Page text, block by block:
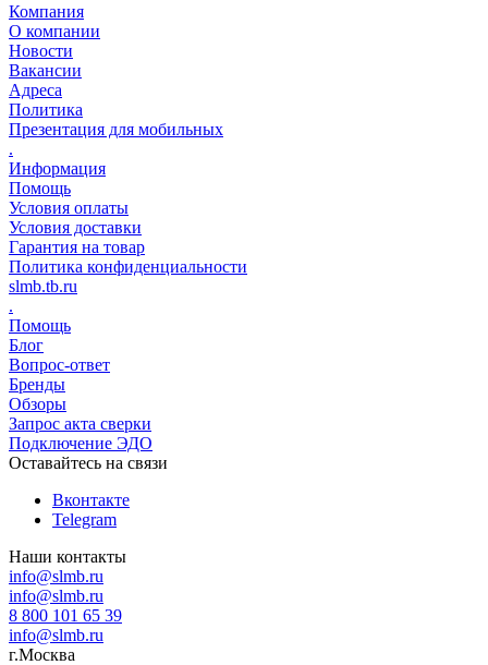
Компания
О компании
Новости
Вакансии
Адреса
Политика
Презентация для мобильных
.
Информация
Помощь
Условия оплаты
Условия доставки
Гарантия на товар
Политика конфиденциальности
slmb.tb.ru
.
Помощь
Блог
Вопрос-ответ
Бренды
Обзоры
Запрос акта сверки
Подключение ЭДО
Оставайтесь на связи
Вконтакте
Telegram
Наши контакты
info@slmb.ru
info@slmb.ru
8 800 101 65 39
info@slmb.ru
г.Москва